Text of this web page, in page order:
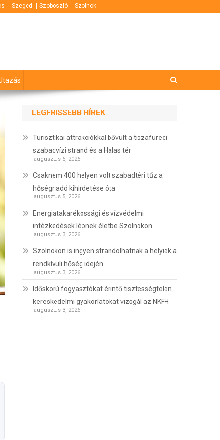
Szeged Szoboszló Szolnok
LEGFRISSEBB HÍREK
Turisztikai attrakciókkal bővült a tiszafüredi
szabadvízi strand és a Halas tér
augusztus 6, 2026
Csaknem 400 helyen volt szabadtéri tűz a
hőségriadó kihirdetése óta
augusztus 5, 2026
Energiatakarékossági és vízvédelmi
intézkedések lépnek életbe Szolnokon
augusztus 3, 2026
Szolnokon is ingyen strandolhatnak a helyiek a
rendkívüli hőség idején
augusztus 3, 2026
Időskorú fogyasztókat érintő tisztességtelen
kereskedelmi gyakorlatokat vizsgál az NKFH
augusztus 3, 2026